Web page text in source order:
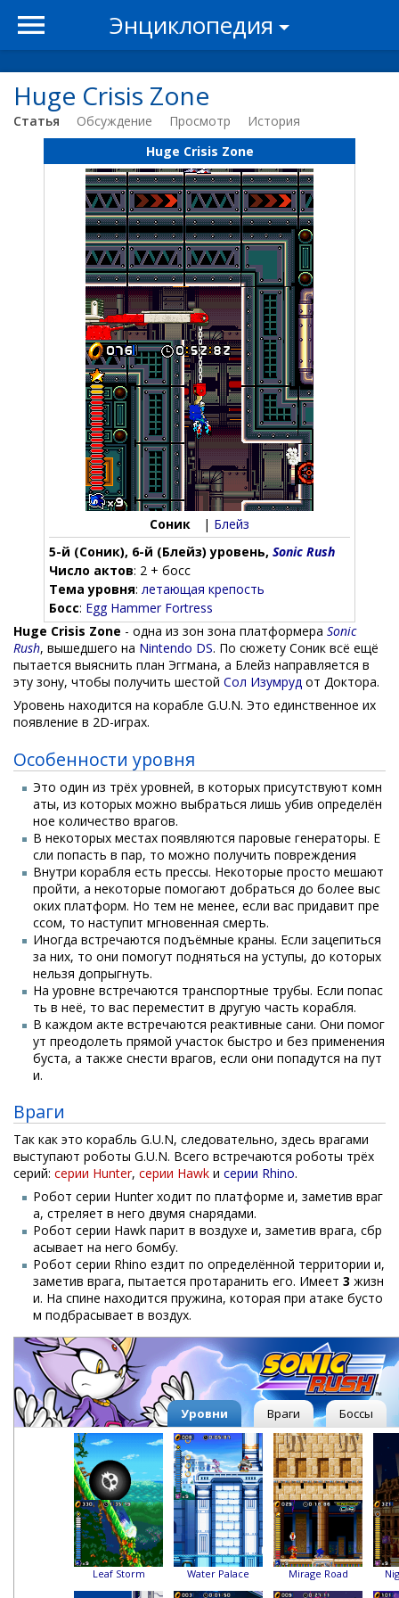
Энциклопедия
Huge Crisis Zone
Статья Обсуждение Просмотр
История
Huge Crisis Zone
Соник | Блейз
5-й (Соник), 6-й (Блейз) уровень, Sonic Rush
Число актов: 2 + босс
Тема уровня: летающая крепость
Босс: Egg Hammer Fortress
Huge Crisis Zone - одна из зон зона платформера Sonic
Rush, вышедшего на Nintendo DS. По сюжету Соник всё ещё
пытается выяснить план Эггмана, а Блейз направляется в
эту зону, чтобы получить шестой Сол Изумруд от Доктора.
Уровень находится на корабле G.U.N. Это единственное их
появление в 2D-играх.
Особенности уровня
Это один из трёх уровней, в которых присутствуют комн
аты, из которых можно выбраться лишь убив определён
ное количество врагов.
В некоторых местах появляются паровые генераторы. Е
сли попасть в пар, то можно получить повреждения
Внутри корабля есть прессы. Некоторые просто мешают
пройти, а некоторые помогают добраться до более выс
оких платформ. Но тем не менее, если вас придавит пре
ссом, то наступит мгновенная смерть.
Иногда встречаются подъёмные краны. Если зацепиться
за них, то они помогут подняться на уступы, до которых
нельзя допрыгнуть.
На уровне встречаются транспортные трубы. Если попас
ть в неё, то вас переместит в другую часть корабля.
В каждом акте встречаются реактивные сани. Они помог
ут преодолеть прямой участок быстро и без применения
буста, а также снести врагов, если они попадутся на пут
и.
Враги
Так как это корабль G.U.N, следовательно, здесь врагами
выступают роботы G.U.N. Всего встречаются роботы трёх
серий: серии Hunter, серии Hawk и серии Rhino.
Робот серии Hunter ходит по платформе и, заметив враг
а, стреляет в него двумя снарядами.
Робот серии Hawk парит в воздухе и, заметив врага, сбр
асывает на него бомбу.
Робот серии Rhino ездит по определённой территории и,
заметив врага, пытается протаранить его. Имеет3 жизн
и. На спине находится пружина, которая при атаке бусто
м подбрасывает в воздух.
Уровни Враги Боссы
Leaf Storm Water Palace Mirage Road